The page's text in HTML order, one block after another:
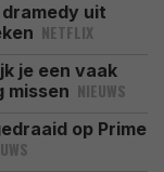
uit
NETFLIX
je een vaak
missen NIEUWS
op Prime